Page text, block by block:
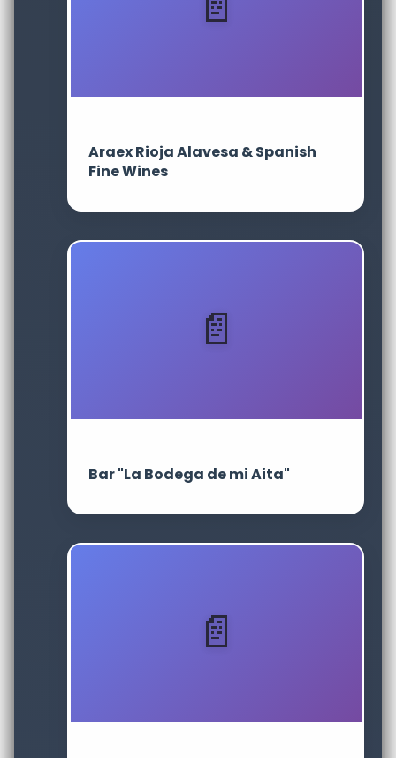
Araex Rioja Alavesa & Spanish
Fine Wines
Bar "La Bodega de mi Aita"